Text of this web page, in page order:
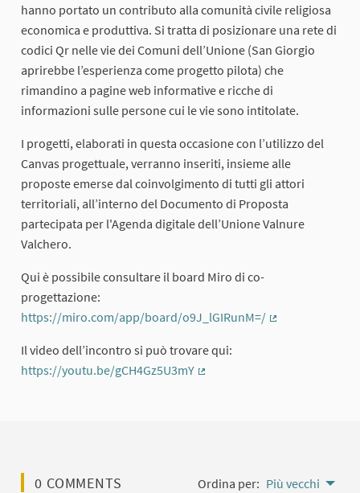
hanno portato un contributo alla comunità civile religiosa
economica e produttiva. Si tratta di posizionare una rete di
codici Qr nelle vie dei Comuni dell’Unione (San Giorgio
aprirebbe l’esperienza come progetto pilota) che
rimandino a pagine web informative e ricche di
informazioni sulle persone cui le vie sono intitolate.
I progetti, elaborati in questa occasione con l’utilizzo del
Canvas progettuale, verranno inseriti, insieme alle
proposte emerse dal coinvolgimento di tutti gli attori
territoriali, all’interno del Documento di Proposta
partecipata per l'Agenda digitale dell’Unione Valnure
Valchero.
Qui è possibile consultare il board Miro di co-
progettazione:
https://miro.com/app/board/o9J_lGIRunM=/
Il video dell’incontro si può trovare qui:
https://youtu.be/gCH4Gz5U3mY
0 COMMENTS Ordina per: Più vecchi